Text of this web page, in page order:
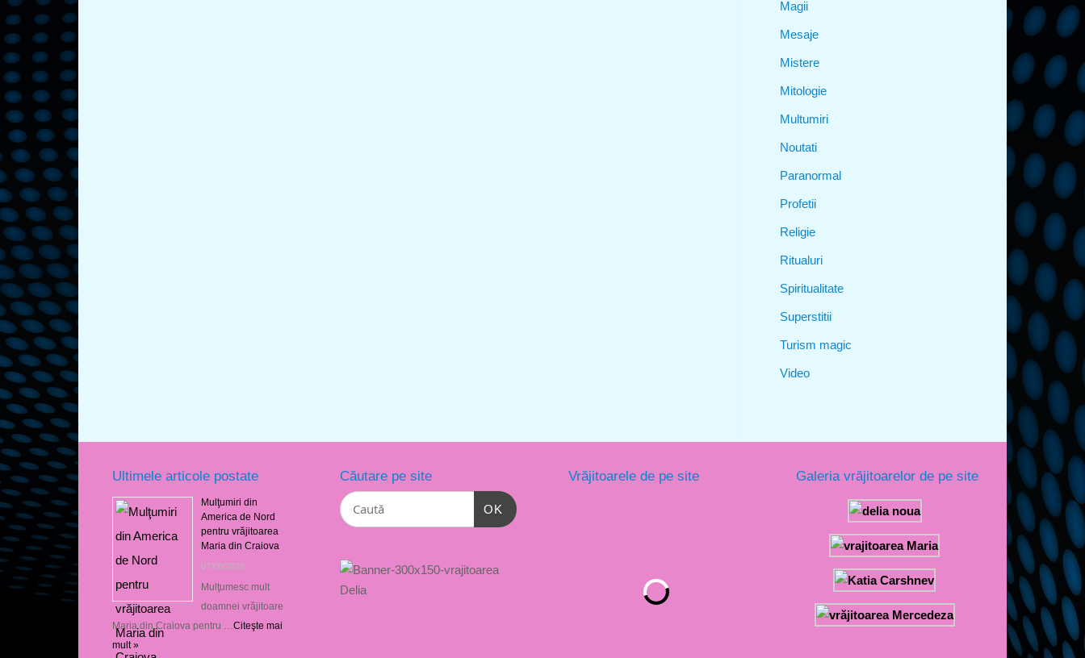
Magii
Mesaje
Mistere
Mitologie
Multumiri
Noutati
Paranormal
Profetii
Religie
Ritualuri
Spiritualitate
Superstitii
Turism magic
Video
Ultimele articole postate
Mulţumiri din
America de Nord
pentru vrăjitoarea
Maria din Craiova
07/08/2026
Mulţumesc mult
doamnei vrăjitoare
Maria din Craiova pentru … Citeşte mai
mult »
Căutare pe site
OK
Vrăjitoarele de pe site Galeria vrăjitoarelor de pe site